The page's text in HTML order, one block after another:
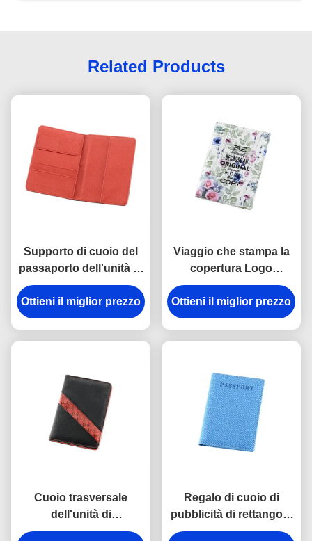
Related Products
Supporto di cuoio del
passaporto dell'unità di
elaborazione del
modello di viaggio del
passaporto di
Ottieni il miglior prezzo
Viaggio che stampa la
copertura Logo
Personalised Passport
Wallet impresso cuoio
del passaporto
Ottieni il miglior prezzo
Cuoio trasversale
dell'unità di
elaborazione del
Regalo di cuoio di
pubblicità di rettangolo
delle donne del